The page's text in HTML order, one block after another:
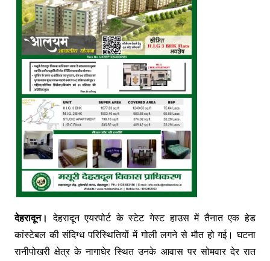
देहरादून। देहरादून एयरपोर्ट के स्टेट गेस्ट हाउस में तैनात एक हेड
कांस्टेबल की संदिग्ध परिस्थितियों में गोली लगने से मौत हो गई। घटना
रानीपोखरी क्षेत्र के नागाघेर स्थित उनके आवास पर सोमवार देर रात